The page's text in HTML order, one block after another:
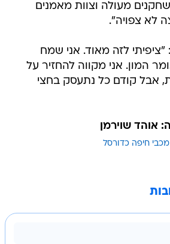
מעולה וצוות מאמנים
לא צפויה".
"ציפיתי לזה מאוד. אני שמח
המון. אני מקווה להחזיר על
אבל קודם כל נתעסק בחצי
אוהד שוירמן
מכבי חיפה כדורסל